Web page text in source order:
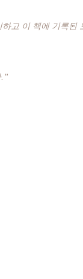
고 이 책에 기록된